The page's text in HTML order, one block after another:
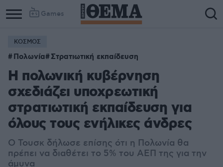
Games
ΚΟΣΜΟΣ
Πολωνία Στρατιωτική εκπαίδευση
Η πολωνική κυβέρνηση
σχεδιάζει υποχρεωτική
στρατιωτική εκπαίδευση για
όλους τους ενήλικες άνδρες
Ο Τουσκ δήλωσε επίσης ότι η Πολωνία θα
πρέπει να διαθέτει το 5% του ΑΕΠ της για την
άμυνα